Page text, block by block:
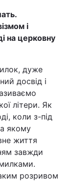
і
на церковну
дуже
досвід і
літери. Як
коли з-під
якому
життя
завжди
розривом